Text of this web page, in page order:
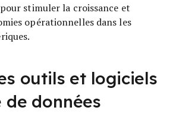
stimuler la croissance et
opérationnelles dans les
outils et logiciels
de données